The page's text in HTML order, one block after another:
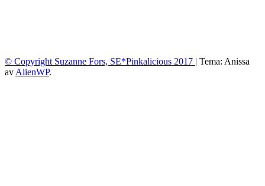
© Copyright Suzanne Fors, SE*Pinkalicious 2017 | Tema: Anissa
av AlienWP.